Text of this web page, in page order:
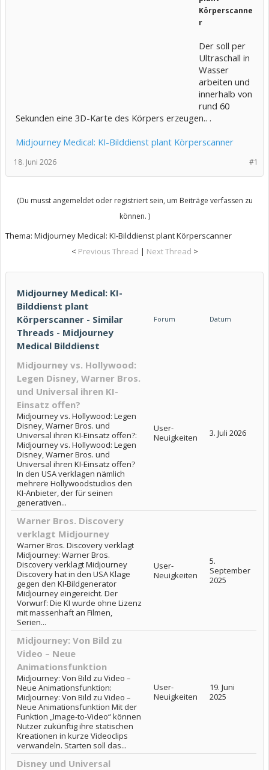
Körperscanne
r
Der soll per
Ultraschall in
Wasser
arbeiten und
innerhalb von
rund 60
Sekunden eine 3D-Karte des Körpers erzeugen.. .
Midjourney Medical: KI-Bilddienst plant Körperscanner
#1
18. Juni 2026
(Du musst angemeldet oder registriert sein, um Beiträge verfassen zu
können. )
Thema: Midjourney Medical: KI-Bilddienst plant Körperscanner
< Previous Thread | Next Thread >
Midjourney Medical: KI-
Bilddienst plant
Körperscanner - Similar
Threads - Midjourney
Medical Bilddienst
Forum Datum
Midjourney vs. Hollywood:
Legen Disney, Warner Bros.
und Universal ihren KI-
Einsatz offen?
Midjourney vs. Hollywood: Legen
Disney, Warner Bros. und
Universal ihren KI-Einsatz offen?:
Midjourney vs. Hollywood: Legen
Disney, Warner Bros. und
Universal ihren KI-Einsatz offen?
In den USA verklagen nämlich
mehrere Hollywoodstudios den
KI-Anbieter, der für seinen
generativen...
User-
Neuigkeiten
3. Juli 2026
Warner Bros. Discovery
verklagt Midjourney
Warner Bros. Discovery verklagt
Midjourney: Warner Bros.
Discovery verklagt Midjourney
Discovery hat in den USA Klage
gegen den KI-Bildgenerator
Midjourney eingereicht. Der
Vorwurf: Die KI wurde ohne Lizenz
mit massenhaft an Filmen,
Serien...
User-
Neuigkeiten
5.
September
2025
Midjourney: Von Bild zu
Video – Neue
Animationsfunktion
Midjourney: Von Bild zu Video –
Neue Animationsfunktion:
Midjourney: Von Bild zu Video –
Neue Animationsfunktion Mit der
Funktion „Image-to-Video“ können
Nutzer zukünftig ihre statischen
Kreationen in kurze Videoclips
verwandeln. Starten soll das...
User-
Neuigkeiten
19. Juni
2025
Disney und Universal